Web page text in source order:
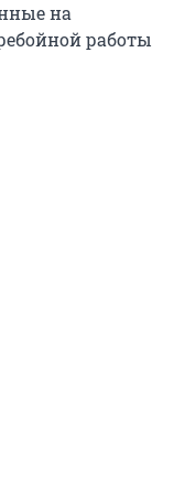
на
работы